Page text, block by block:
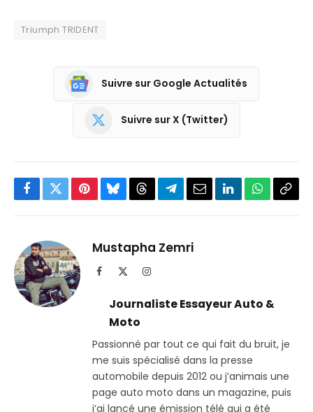
Triumph TRIDENT
Suivre sur Google Actualités
Suivre sur X (Twitter)
Facebook
TwitterPinterestBlueskyThreadsPartager
Telegram
EmailLinkedInWhatsApp
Mustapha Zemri
Facebook Instagram
Journaliste Essayeur Auto &
Moto
Passionné par tout ce qui fait du bruit, je
me suis spécialisé dans la presse
automobile depuis 2012 ou j’animais une
page auto moto dans un magazine, puis
j’ai lancé une émission télé qui a été